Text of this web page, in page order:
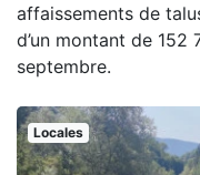
affaissements de
d’un montant de 152
septembre.
Locales